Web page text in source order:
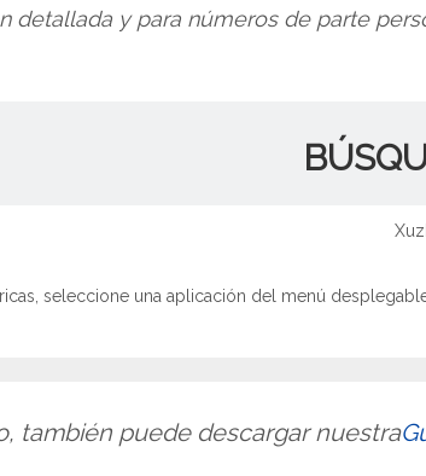
detallada y para números de parte
seleccione una aplicación del menú
también puede descargar nuestra